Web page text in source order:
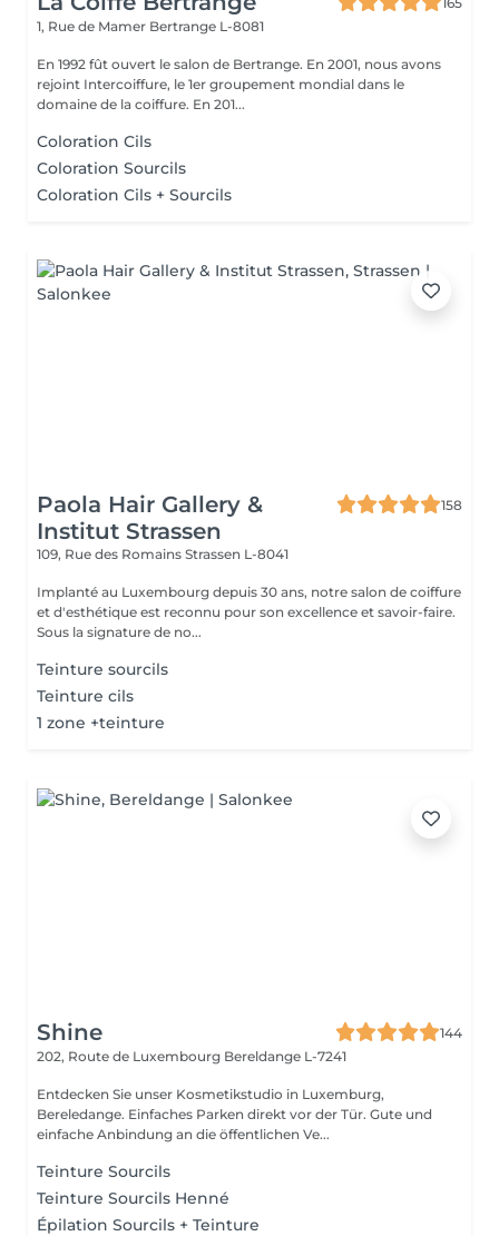
1, Rue de Mamer Bertrange L-8081
En 1992 fût ouvert le salon de Bertrange. En 2001, nous avons
rejoint Intercoiffure, le 1er groupement mondial dans le
domaine de la coiffure. En 201...
Coloration Cils
Coloration Sourcils
Coloration Cils + Sourcils
Paola Hair Gallery &
Institut Strassen
158
109, Rue des Romains Strassen L-8041
Implanté au Luxembourg depuis 30 ans, notre salon de coiffure
et d'esthétique est reconnu pour son excellence et savoir-faire.
Sous la signature de no...
Teinture sourcils
Teinture cils
1 zone +teinture
Shine
144
202, Route de Luxembourg Bereldange L-7241
Entdecken Sie unser Kosmetikstudio in Luxemburg,
Bereledange. Einfaches Parken direkt vor der Tür. Gute und
einfache Anbindung an die öffentlichen Ve...
Teinture Sourcils
Teinture Sourcils Henné
Épilation Sourcils + Teinture